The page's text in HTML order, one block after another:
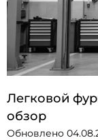
Легковой
обзор
Обновлено